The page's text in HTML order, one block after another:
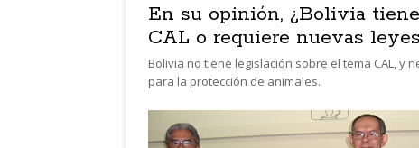
En su opinión, ¿Bolivia
CAL o requiere nuevas
Bolivia no tiene legislación sobre el tema CAL, y
para la protección de animales.